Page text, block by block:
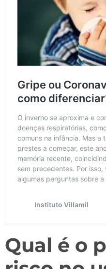
Qual é o